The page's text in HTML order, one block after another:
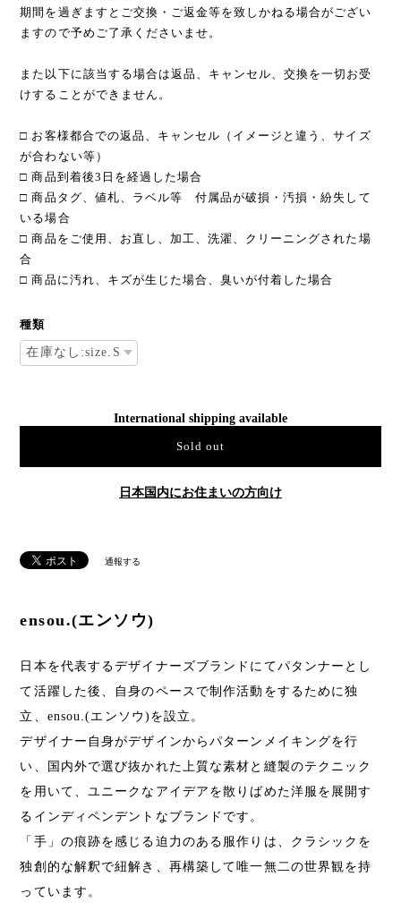
期間を過ぎますとご交換・ご返金等を致しかねる場合がござい
ますので予めご了承くださいませ。
また以下に該当する場合は返品、キャンセル、交換を一切お受
けすることができません。
□ お客様都合での返品、キャンセル（イメージと違う、サイズ
が合わない等）
□ 商品到着後3日を経過した場合
□ 商品タグ、値札、ラベル等 付属品が破損・汚損・紛失して
いる場合
□ 商品をご使用、お直し、加工、洗濯、クリーニングされた場
合
□ 商品に汚れ、キズが生じた場合、臭いが付着した場合
種類
International shipping available
Sold out
日本国内にお住まいの方向け
通報する
ensou.(エンソウ)
日本を代表するデザイナーズブランドにてパタンナーとし
て活躍した後、自身のペースで制作活動をするために独
立、ensou.(エンソウ)を設立。
デザイナー自身がデザインからパターンメイキングを行
い、国内外で選び抜かれた上質な素材と縫製のテクニック
を用いて、ユニークなアイデアを散りばめた洋服を展開す
るインディペンデントなブランドです。
「手」の痕跡を感じる迫力のある服作りは、クラシックを
独創的な解釈で紐解き、再構築して唯一無二の世界観を持
っています。